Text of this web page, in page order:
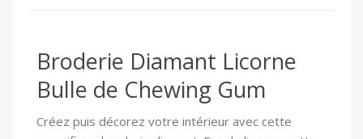
Broderie Diamant Licorne
Bulle de Chewing Gum
Créez puis décorez votre intérieur avec cette